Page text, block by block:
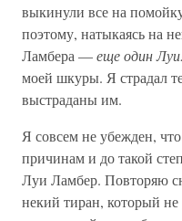
выкинули все на
поэтому, натыкаясь на
Ламбера —еще один
моей шкуры. Я страдал
выстраданы им.
Я совсем не убежден,
причинам и до такой
Луи Ламбер. Повторяю
некий тиран, который не